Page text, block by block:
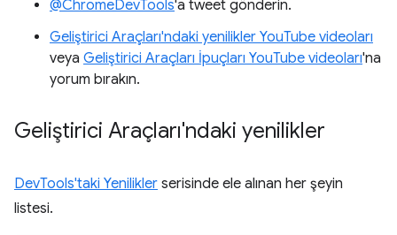
@ChromeDevTools'a tweet gönderin.
Geliştirici Araçları'ndaki yenilikler YouTube videoları
veya Geliştirici Araçları İpuçları YouTube videoları'na
yorum bırakın.
Geliştirici Araçları'ndaki yenilikler
DevTools'taki Yenilikler serisinde ele alınan her şeyin
listesi.